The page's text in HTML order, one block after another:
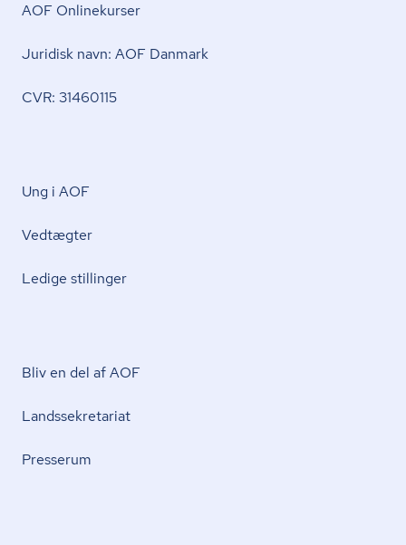
AOF Onlinekurser
Juridisk navn: AOF Danmark
CVR: 31460115
Ung i AOF
Vedtægter
Ledige stillinger
Bliv en del af AOF
Lands­se­kre­ta­ri­at
Presserum